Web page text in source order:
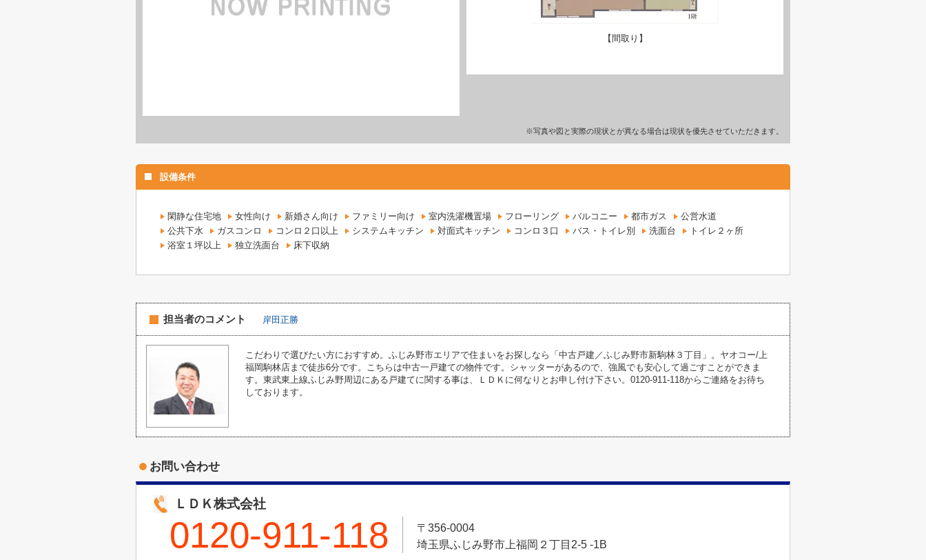
【間取り】
※写真や図と実際の現状とが異なる場合は現状を優先させていただきます。
設備条件
閑静な住宅地 女性向け 新婚さん向け ファミリー向け 室内洗濯機置場 フローリング バルコニー 都市ガス
公営水道
公共下水
ガスコンロ コンロ２口以上 システムキッチン 対面式キッチン コンロ３口 バス・トイレ別 洗面台
トイレ２ヶ所
浴室１坪以上
独立洗面台 床下収納
担当者のコメント 岸田正勝
こだわりで選びたい方におすすめ。ふじみ野市エリアで住まいをお探しなら「中古戸建／ふじみ野市新駒林３丁目」。ヤオコー/上
福岡駒林店まで徒歩6分です。こちらは中古一戸建ての物件です。シャッターがあるので、強風でも安心して過ごすことができま
す。東武東上線ふじみ野周辺にある戸建てに関する事は、ＬＤＫに何なりとお申し付け下さい。0120-911-118からご連絡をお待ち
しております。
お問い合わせ
ＬＤＫ株式会社
0120-911-118
〒356-0004
埼玉県ふじみ野市上福岡２丁目2-5 -1B